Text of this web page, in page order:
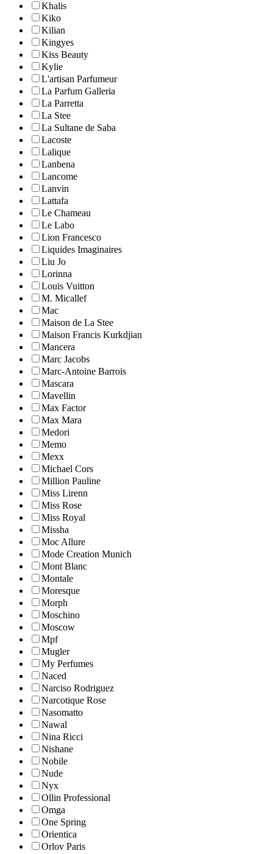
Khalis
Kiko
Kilian
Kingyes
Kiss Beauty
Kylie
L'artisan Parfumeur
La Parfum Galleria
La Parretta
La Stee
La Sultane de Saba
Lacoste
Lalique
Lanbena
Lancome
Lanvin
Lattafa
Le Chameau
Le Labo
Lion Francesco
Liquides Imaginaires
Liu Jo
Lorinna
Louis Vuitton
M. Micallef
Mac
Maison de La Stee
Maison Francis Kurkdjian
Mancera
Marc Jacobs
Marc-Antoine Barrois
Mascara
Mavellin
Max Factor
Max Mara
Medori
Memo
Mexx
Michael Cors
Million Pauline
Miss Lirenn
Miss Rose
Miss Royal
Missha
Moc Allure
Mode Creation Munich
Mont Blanc
Montale
Moresque
Morph
Moschino
Moscow
Mpf
Mugler
My Perfumes
Naced
Narciso Rodriguez
Narcotique Rose
Nasomatto
Nawal
Nina Ricci
Nishane
Nobile
Nude
Nyx
Ollin Professional
Omga
One Spring
Orientica
Orlov Paris